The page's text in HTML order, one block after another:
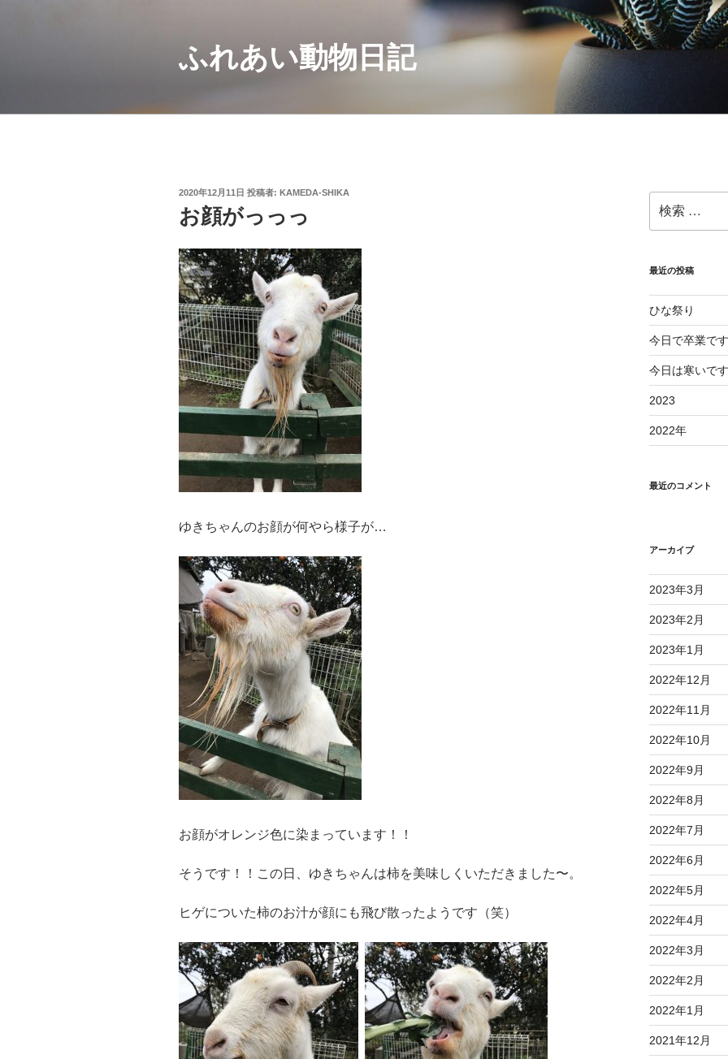
ふれあい動物日記
投
稿
日:
2020年12月11日 投稿者: KAMEDA-SHIKA
お顔がっっっ
ゆきちゃんのお顔が何やら様子が…
お顔がオレンジ色に染まっています！！
そうです！！この日、ゆきちゃんは柿を美味しくいただきました〜。
ヒゲについた柿のお汁が顔にも飛び散ったようです（笑）
索:
最近の投稿
ひな祭り
今日で卒業で
今日は寒いで
2023
2022年
最近のコメント
アーカイブ
2023年3月
2023年2月
2023年1月
2022年12月
2022年11月
2022年10月
2022年9月
2022年8月
2022年7月
2022年6月
2022年5月
2022年4月
2022年3月
2022年2月
2022年1月
2021年12月